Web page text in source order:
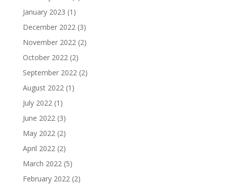
January 2023 (1)
December 2022(3)
November 2022(2)
October 2022(2)
September 2022(2)
August 2022(1)
July 2022(1)
June 2022(3)
May 2022(2)
April 2022(2)
March 2022(5)
February 2022(2)